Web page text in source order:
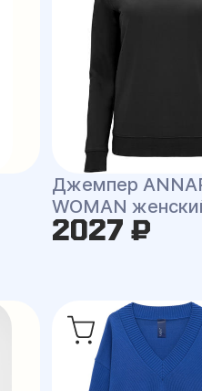
Джемпер
WOMAN
2027 ₽